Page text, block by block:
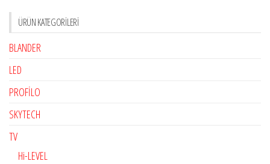
ÜRÜN KATEGORILERI
BLANDER
LED
PROFİLO
SKYTECH
TV
Hi-LEVEL